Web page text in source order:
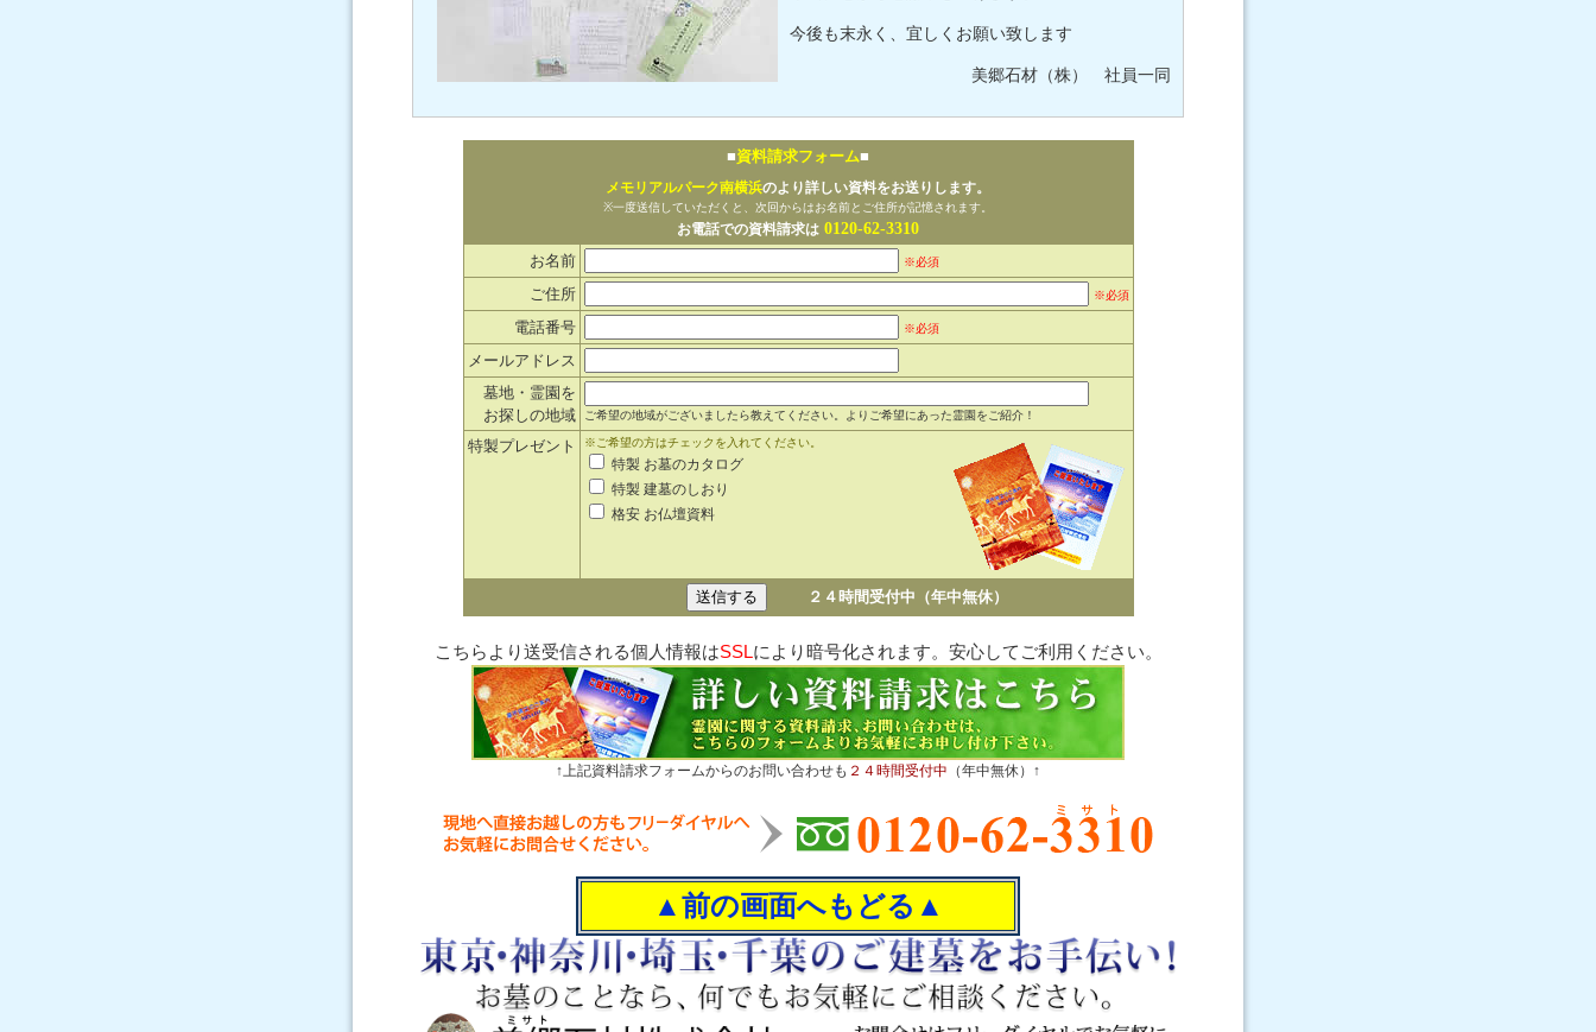
今後も末永く、宜しくお願い致します
美郷石材（株） 社員一同
■資料請求フォーム■
メモリアルパーク南横浜のより詳しい資料をお送りします。
※一度送信していただくと、次回からはお名前とご住所が記憶されます。
お電話での資料請求は 0120-62-3310
お名前
※必須
ご住所 ※必須
電話番号 ※必須
メールアドレス
墓地・霊園を
お探しの地域
ご希望の地域がございましたら教えてください。よりご希望にあった霊園をご紹介！
特製プレゼント ※ご希望の方はチェックを入れてください。
特製 お墓のカタログ
特製 建墓のしおり
格安 お仏壇資料
２４時間受付中（年中無休）
こちらより送受信される個人情報はSSLにより暗号化されます。安心してご利用ください。
↑上記資料請求フォームからのお問い合わせも ２４時間受付中 （年中無休）↑
▲前の画面へもどる▲